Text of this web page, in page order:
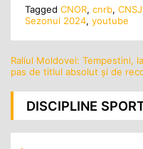
Tagged CNOR, cnrb, CNSJ
Sezonul 2024, youtube
Navigare
articole
Raliul Moldovei: Tempestini,
pas de titlul absolut și de
DISCIPLINE